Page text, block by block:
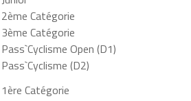
2ème Catégorie
3ème Catégorie
Pass`Cyclisme Open (D1)
Pass`Cyclisme (D2)
1ère Catégorie